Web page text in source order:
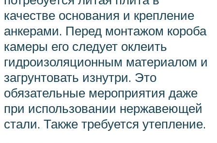
качестве основания и крепление
анкерами. Перед монтажом короба
камеры его следует оклеить
гидроизоляционным материалом и
загрунтовать изнутри. Это
обязательные мероприятия даже
при использовании нержавеющей
стали. Также требуется утепление.